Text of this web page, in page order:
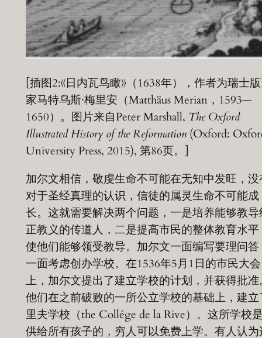
[插图2:《日内瓦鸟瞰》（1638年），作者为瑞士
家马特乌斯·梅里安（Matthäus Merian，1593—
1650）。图片来自Peter Marshall, The Oxford
Illustrated History of the Reformation(Oxford:
University Press, 2015), 第86页。]
加尔文相信，敬虔生命不可能在无知中发旺，没
对于圣经真理的认识，信徒的属灵生命不可能成
长。这就需要解决两个问题，一是培养能够教导
正教义的传道人，二是提高市民的整体教育水平
使他们能够领受教导。加尔文一面编写要理问答
一面考虑创办学校。在1536年5月1日的市民大会
上，加尔文提出了建立学校的计划，并获得批准
他们在之前破败的一所公立学校的基础上，建立
里夫学校（the Collége de la Rive）。这所学校
供给所有孩子的，穷人可以免费上学。有人认为